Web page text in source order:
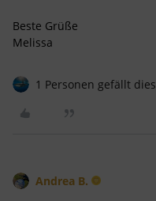
Beste Grüße
Melissa
1 Personen gefällt dies
Andrea B.